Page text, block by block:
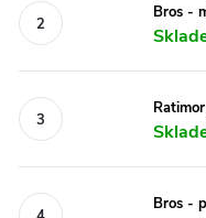
Bros -
Bros -